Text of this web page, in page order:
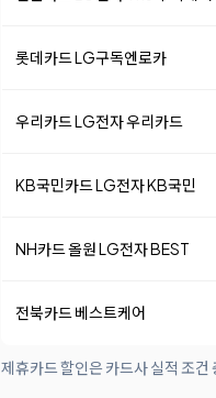
롯데카드 LG구독엔로카
우리카드 LG전자 우리카드
KB국민카드 LG전자 KB국민
NH카드 올원 LG전자 BEST
전북카드 베스트케어
제휴카드 할인은 카드사 실적 조